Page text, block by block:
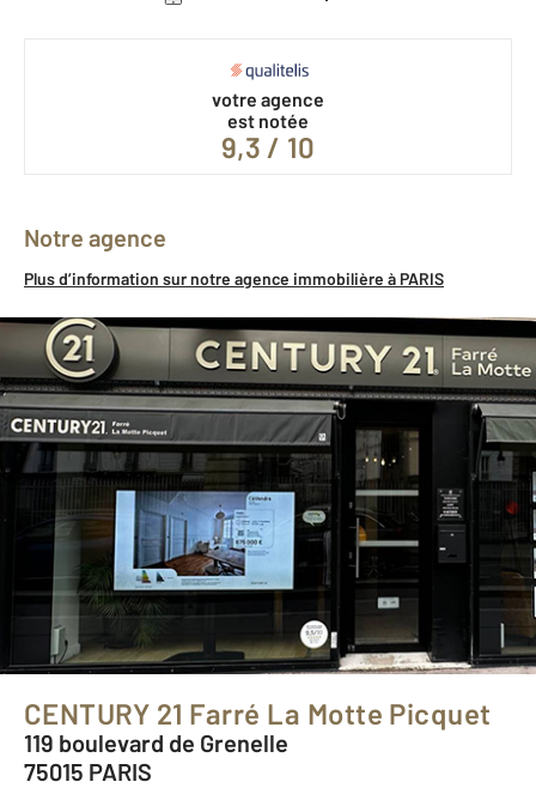
votre agence
est notée
9,3 / 10
Notre agence
Plus d’information sur notre agence immobilière à PARIS
CENTURY 21 Farré La Motte Picquet
119 boulevard de Grenelle
75015 PARIS